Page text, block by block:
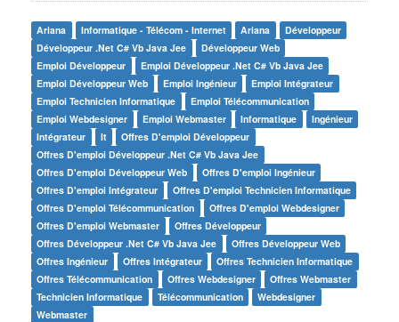
Ariana Informatique - Télécom - Internet Ariana
Développeur
Développeur .net C# Vb Java Jee
Développeur Web
Emploi Développeur
Emploi Développeur .net C# Vb Java Jee
Emploi Développeur Web
Emploi Ingénieur
Emploi Intégrateur
Emploi Technicien Informatique
Emploi Télécommunication
Emploi Webdesigner
Emploi Webmaster Informatique
Ingénieur
Intégrateur
It
Offres D'emploi Développeur
Offres D'emploi Développeur .net C# Vb Java Jee
Offres D'emploi Développeur Web
Offres D'emploi Ingénieur
Offres D'emploi Intégrateur
Offres D'emploi Technicien Informatique
Offres D'emploi Télécommunication
Offres D'emploi Webdesigner
Offres D'emploi Webmaster
Offres Développeur
Offres Développeur .net C# Vb Java Jee
Offres Développeur Web
Offres Ingénieur
Offres Intégrateur
Offres Technicien Informatique
Offres Télécommunication
Offres Webdesigner
Offres Webmaster
Technicien Informatique
Télécommunication
Webdesigner
Webmaster